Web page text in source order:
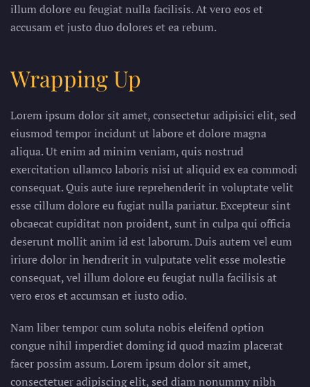
illum dolore eu feugiat nulla facilisis. At vero eos et
accusam et justo duo dolores et ea rebum.
Wrapping Up
Lorem ipsum dolor sit amet, consectetur adipisici elit, sed
eiusmod tempor incidunt ut labore et dolore magna
aliqua. Ut enim ad minim veniam, quis nostrud
exercitation ullamco laboris nisi ut aliquid ex ea commodi
consequat. Quis aute iure reprehenderit in voluptate velit
esse cillum dolore eu fugiat nulla pariatur. Excepteur sint
obcaecat cupiditat non proident, sunt in culpa qui officia
deserunt mollit anim id est laborum. Duis autem vel eum
iriure dolor in hendrerit in vulputate velit esse molestie
consequat, vel illum dolore eu feugiat nulla facilisis at
vero eros et accumsan et iusto odio.
Nam liber tempor cum soluta nobis eleifend option
congue nihil imperdiet doming id quod mazim placerat
facer possim assum. Lorem ipsum dolor sit amet,
consectetuer adipiscing elit, sed diam nonummy nibh